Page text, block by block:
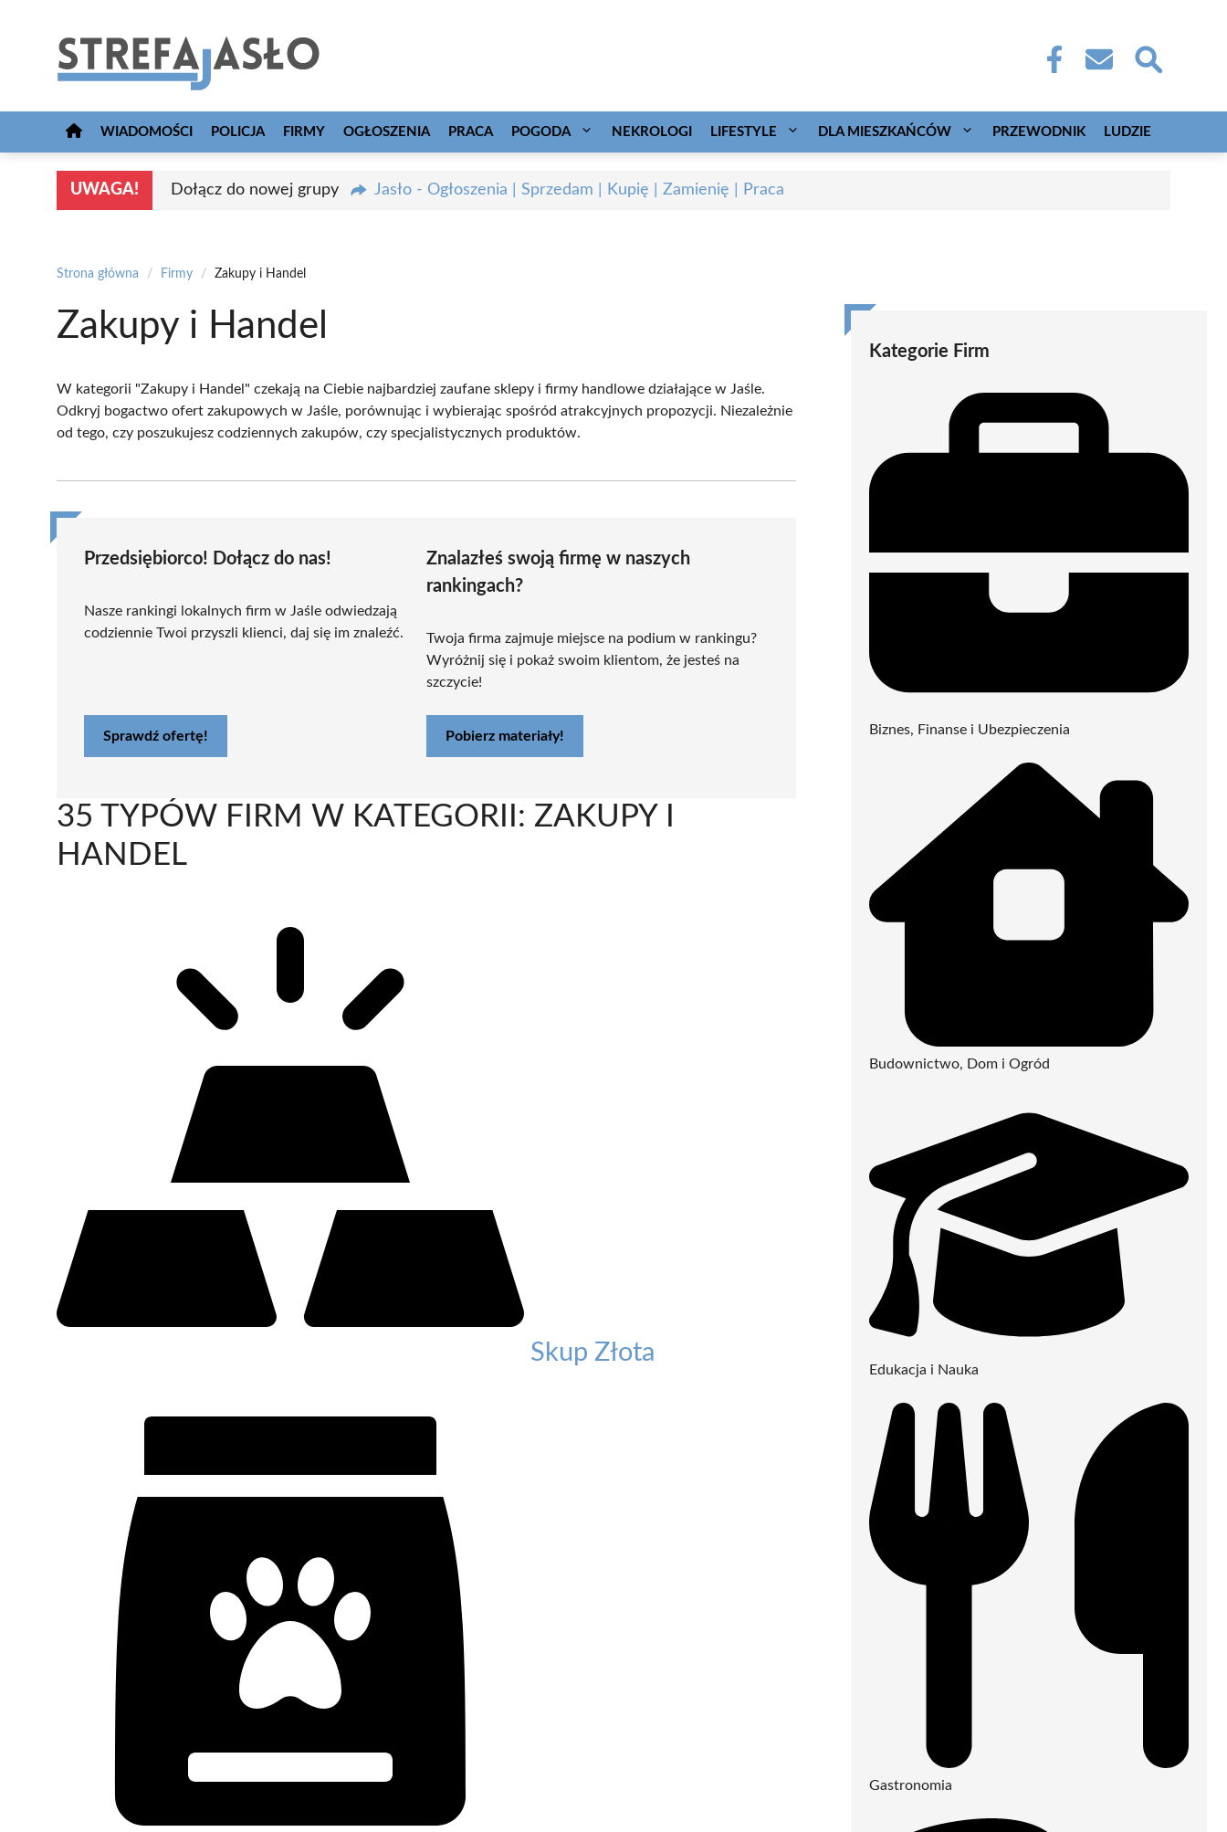
WIADOMOŚCI POLICJA FIRMY OGŁOSZENIA PRACA POGODA NEKROLOGI LIFESTYLE DLA MIESZKAŃCÓW PRZEWODNIK LUDZIE
UWAGA! Dołącz do nowej grupy Jasło - Ogłoszenia | Sprzedam | Kupię | Zamienię | Praca
Strona główna / Firmy / Zakupy i Handel
Zakupy i Handel
W kategorii "Zakupy i Handel" czekają na Ciebie najbardziej zaufane sklepy i firmy handlowe działające w Jaśle.
Odkryj bogactwo ofert zakupowych w Jaśle, porównując i wybierając spośród atrakcyjnych propozycji. Niezależnie
od tego, czy poszukujesz codziennych zakupów, czy specjalistycznych produktów.
Przedsiębiorco! Dołącz do nas!
Nasze rankingi lokalnych firm w Jaśle odwiedzają
codziennie Twoi przyszli klienci, daj się im znaleźć.
Sprawdź ofertę!
Znalazłeś swoją firmę w naszych
rankingach?
Twoja firma zajmuje miejsce na podium w rankingu?
Wyróżnij się i pokaż swoim klientom, że jesteś na
szczycie!
Pobierz materiały!
35 TYPÓW FIRM W KATEGORII: ZAKUPY I
HANDEL
Skup Złota
Kategorie Firm
Biznes, Finanse i Ubezpieczenia
Budownictwo, Dom i Ogród
Edukacja i Nauka
Gastronomia